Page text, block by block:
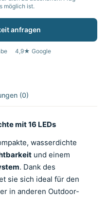
möglich ist.
anfragen
4,9★ Google
(0)
mit 16 LEDs
wasserdichte
und einem
. Dank des
sie sich ideal für den
in anderen Outdoor-